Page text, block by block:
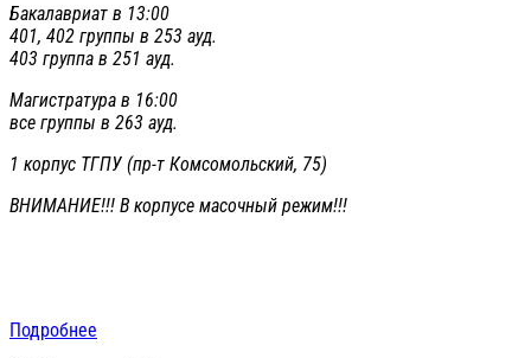
Бакалавриат в 13:00
401, 402 группы в 253 ауд.
403 группа в 251 ауд.
Магистратура в 16:00
все группы в 263 ауд.
1 корпус ТГПУ (пр-т Комсомольский, 75)
ВНИМАНИЕ!!! В корпусе масочный режим!!!
Подробнее